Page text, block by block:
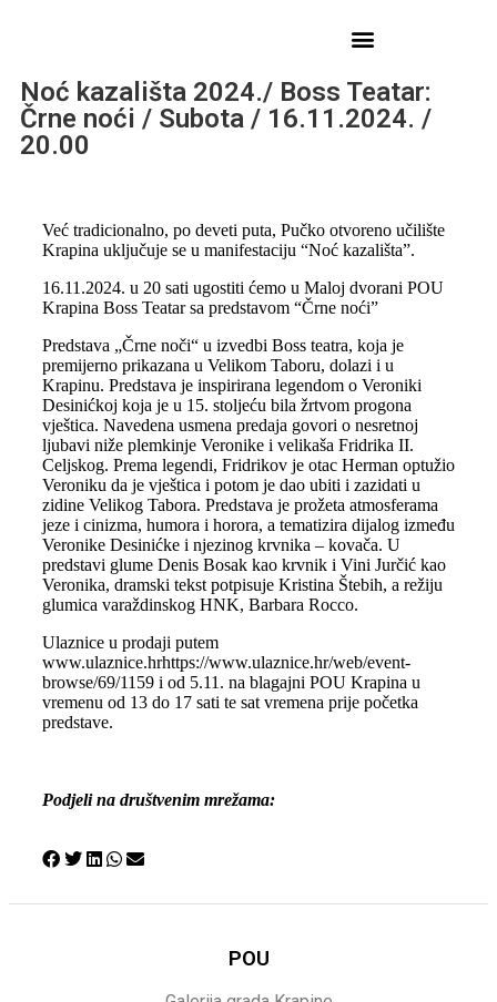
Noć kazališta 2024./ Boss Teatar:
Črne noći / Subota / 16.11.2024. /
20.00
Već tradicionalno, po deveti puta, Pučko otvoreno učilište
Krapina uključuje se u manifestaciju “Noć kazališta”.
16.11.2024. u 20 sati ugostiti ćemo u Maloj dvorani POU
Krapina Boss Teatar sa predstavom “Črne noći”
Predstava „Črne noči“ u izvedbi Boss teatra, koja je
premijerno prikazana u Velikom Taboru, dolazi i u
Krapinu. Predstava je inspirirana legendom o Veroniki
Desinićkoj koja je u 15. stoljeću bila žrtvom progona
vještica. Navedena usmena predaja govori o nesretnoj
ljubavi niže plemkinje Veronike i velikaša Fridrika II.
Celjskog. Prema legendi, Fridrikov je otac Herman optužio
Veroniku da je vještica i potom je dao ubiti i zazidati u
zidine Velikog Tabora. Predstava je prožeta atmosferama
jeze i cinizma, humora i horora, a tematizira dijalog između
Veronike Desinićke i njezinog krvnika – kovača. U
predstavi glume Denis Bosak kao krvnik i Vini Jurčić kao
Veronika, dramski tekst potpisuje Kristina Štebih, a režiju
glumica varaždinskog HNK, Barbara Rocco.
Ulaznice u prodaji putem
www.ulaznice.hrhttps://www.ulaznice.hr/web/event-
browse/69/1159 i od 5.11. na blagajni POU Krapina u
vremenu od 13 do 17 sati te sat vremena prije početka
predstave.
Podjeli na društvenim mrežama:
POU